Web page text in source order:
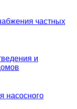
частных
и
насосного